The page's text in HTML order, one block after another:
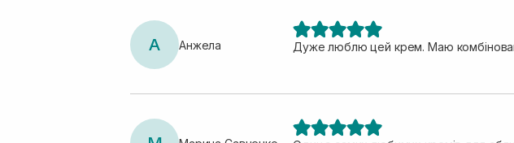
А Анжела Дуже люблю цей крем. Маю